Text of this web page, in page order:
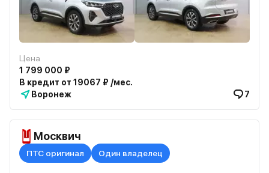
Цена
1 799 000 ₽
В кредит от 19067 ₽ /мес.
Воронеж
7
Москвич
ПТС оригинал Один владелец